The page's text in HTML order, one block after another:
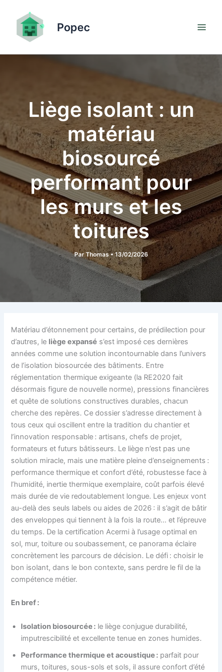
contenu
Popec
Liège isolant : un
matériau
biosourcé
performant pour
les murs et les
toitures
Par Thomas•13/02/2026
Matériau d’étonnement pour certains, de prédilection pour
d’autres, le liège expansé s’est imposé ces dernières
années comme une solution incontournable dans l’univers
de l’isolation biosourcée des bâtiments. Entre
réglementation thermique exigeante (la RE2020 fait
désormais figure de nouvelle norme), pressions financières
et quête de solutions constructives durables, chacun
cherche des repères. Ce dossier s’adresse directement à
tous ceux qui oscillent entre la tradition du chantier et
l’innovation responsable : artisans, chefs de projet,
formateurs et futurs bâtisseurs. Le liège n’est pas une
solution miracle, mais une matière pleine d’enseignements :
performance thermique et confort d’été, robustesse face à
l’humidité, inertie thermique exemplaire, coût parfois élevé
mais durée de vie redoutablement longue. Les enjeux vont
au-delà des seuls labels ou aides de 2026 : il s’agit de bâtir
des enveloppes qui tiennent à la fois la route… et l’épreuve
du temps. De la certification Acermi à l’usage optimal en
sol, mur, toiture ou soubassement, ce panorama éclaire
concrètement les parcours de décision. Le défi : choisir le
bon isolant, dans le bon contexte, sans perdre le fil de la
compétence métier.
En bref :
Isolation biosourcée : le liège conjugue durabilité,
imputrescibilité et excellente tenue en zones humides.
Performance thermique et acoustique : parfait pour
murs, toitures, sous-sols et sols, il assure confort d’été